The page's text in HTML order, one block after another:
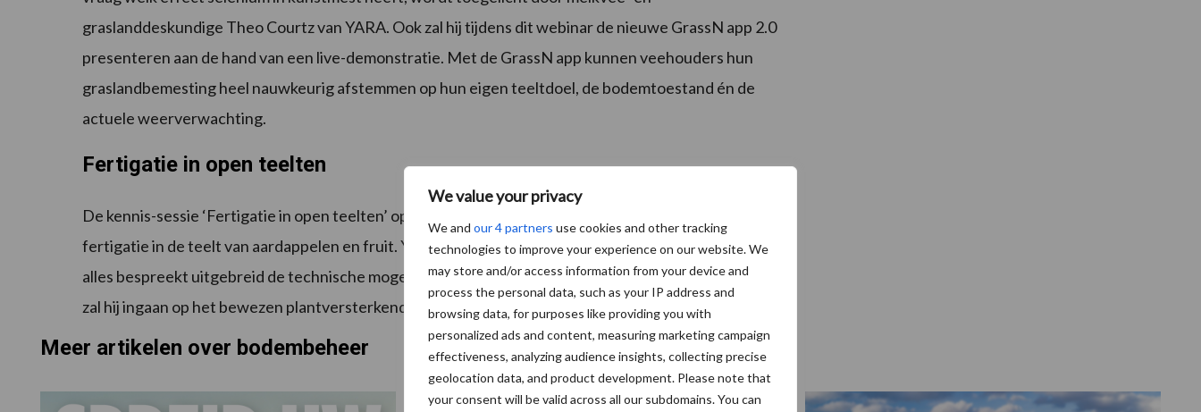
We value your privacy
We and our 4 partners use cookies and other tracking
technologies to improve your experience on our website. We
may store and/or access information from your device and
process the personal data, such as your IP address and
browsing data, for purposes like providing you with
personalized ads and content, measuring marketing campaign
effectiveness, analyzing audience insights, collecting precise
geolocation data, and product development. Please note that
your consent will be valid across all our subdomains. You can
graslanddeskundige Theo Courtz van YARA. Ook zal hij tijdens dit webinar de nieuwe GrassN app 2.0
presenteren aan de hand van een live-demonstratie. Met de GrassN app kunnen veehouders hun
graslandbemesting heel nauwkeurig afstemmen op hun eigen teeltdoel, de bodemtoestand én de
actuele weerverwachting.
Fertigatie in open teelten
De kennis-sessie ‘Fertigatie in open teelten’ op 16 februari 2022 gaat in op de voordelen van
fertigatie in de teelt van aardappelen en fruit. YARA fertigatiespecialist Peter de Vries weet daar
alles bespreekt uitgebreid de technische mogelijkheden, de kosten en meeropbrengsten. Daarnaast
zal hij ingaan op het bewezen plantversterkend effect van biostimulanten met silicium.
Meer artikelen over bodembeheer